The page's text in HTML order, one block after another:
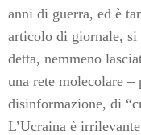
anni di guerra, ed è
articolo di giornale, si
detta, nemmeno
una rete molecolare –
disinformazione, di
L’Ucraina è